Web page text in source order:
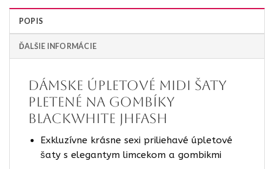
POPIS
ĎALŠIE INFORMÁCIE
Dámske úpletové midi šaty
Pletené na gombíky
blackwhite jhfash
Exkluzívne krásne sexi priliehavé úpletové
šaty s elegantym limcekom a gombikmi